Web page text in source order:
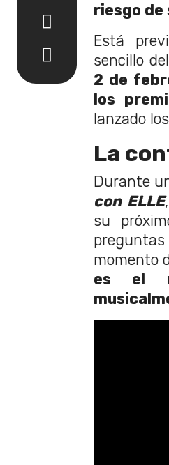
riesgo de
Está
sencillo
2 de
los
lanzado
La
Durante
con ELLE
su
preguntas
momento
es el